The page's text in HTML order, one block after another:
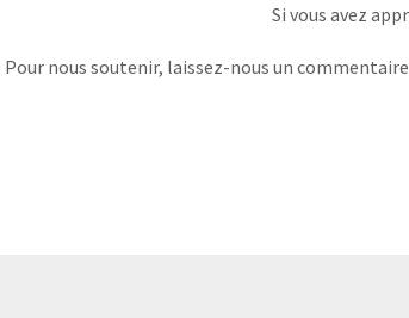
Si vous avez
Pour nous soutenir, laissez-nous un